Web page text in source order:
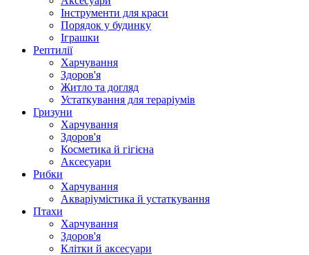
Інструменти для краси
Порядок у будинку
Іграшки
Рептилії
Харчування
Здоров'я
Житло та догляд
Устаткування для тераріумів
Гризуни
Харчування
Здоров'я
Косметика й гігієна
Аксесуари
Рибки
Харчування
Акваріумістика й устаткування
Птахи
Харчування
Здоров'я
Клітки й аксесуари